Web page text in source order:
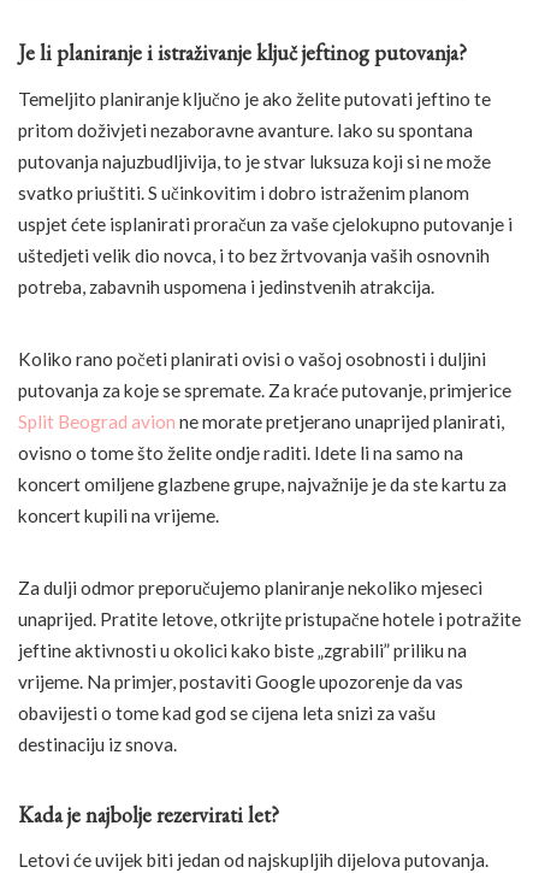
Je li planiranje i istraživanje ključ jeftinog putovanja?
Temeljito planiranje ključno je ako želite putovati jeftino te
pritom doživjeti nezaboravne avanture. Iako su spontana
putovanja najuzbudljivija, to je stvar luksuza koji si ne može
svatko priuštiti. S učinkovitim i dobro istraženim planom
uspjet ćete isplanirati proračun za vaše cjelokupno putovanje i
uštedjeti velik dio novca, i to bez žrtvovanja vaših osnovnih
potreba, zabavnih uspomena i jedinstvenih atrakcija.
Koliko rano početi planirati ovisi o vašoj osobnosti i duljini
putovanja za koje se spremate. Za kraće putovanje, primjerice
Split Beograd avion ne morate pretjerano unaprijed planirati,
ovisno o tome što želite ondje raditi. Idete li na samo na
koncert omiljene glazbene grupe, najvažnije je da ste kartu za
koncert kupili na vrijeme.
Za dulji odmor preporučujemo planiranje nekoliko mjeseci
unaprijed. Pratite letove, otkrijte pristupačne hotele i potražite
jeftine aktivnosti u okolici kako biste „zgrabili” priliku na
vrijeme. Na primjer, postaviti Google upozorenje da vas
obavijesti o tome kad god se cijena leta snizi za vašu
destinaciju iz snova.
Kada je najbolje rezervirati let?
Letovi će uvijek biti jedan od najskupljih dijelova putovanja.